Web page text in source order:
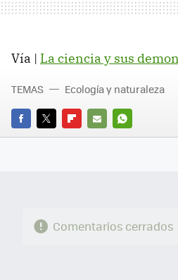
Vía | La ciencia y sus
FACEBOOK
TWITTERFLIPBOARD
E-
WHATSAPP
TEMAS Ecología y naturaleza
Comentarios cerrados